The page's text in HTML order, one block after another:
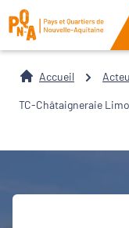
Accueil
TC-Châtaigneraie